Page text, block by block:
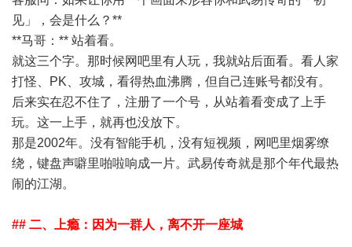
见」，会是什么？**
**马哥：** 站着看。
就这三个字。那时候网吧里有人玩，我就站后面看。看人家
打怪、PK、攻城，看得热血沸腾，但自己连账号都没有。
后来实在忍不住了，注册了一个号，从站着看变成了上手
玩。这一上手，就再也没放下。
那是2002年。没有智能手机，没有短视频，网吧里烟雾缭
绕，键盘声噼里啪啦响成一片。武易传奇就是那个年代最热
闹的江湖。
## 二、上瘾：因为一群人，离不开一座城